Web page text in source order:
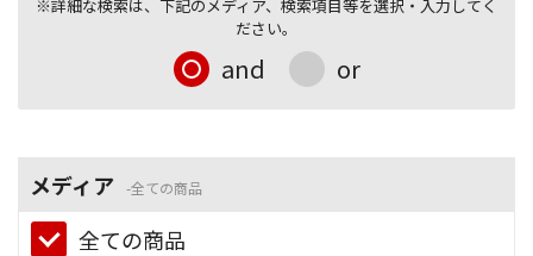
※詳細な検索は、下記のメディア、検索項目等を選択・入力してく
ださい。
and or
メディア 全ての商品
全ての商品